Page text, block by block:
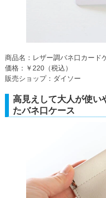
商品名：レザー調バネ口カード
価格：￥220（税込）
販売ショップ：ダイソー
高見えして大人が使い
たバネ口ケース